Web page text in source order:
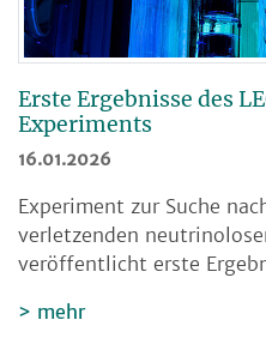
Erste Ergebnisse des
Experiments
16.01.2026
Experiment zur Suche
verletzenden
veröffentlicht erste
mehr